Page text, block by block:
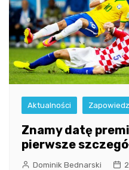
Aktualności
Znamy datę
pierwsze
Dominik Bednarski